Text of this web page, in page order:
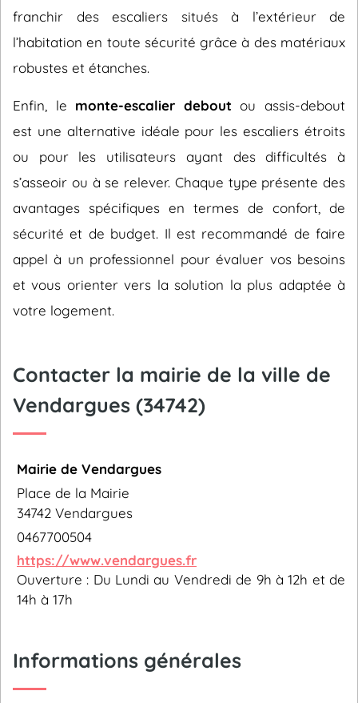
franchir des escaliers situés à l’extérieur de
l’habitation en toute sécurité grâce à des matériaux
robustes et étanches.
Enfin, le monte-escalier debout ou assis-debout
est une alternative idéale pour les escaliers étroits
ou pour les utilisateurs ayant des difficultés à
s’asseoir ou à se relever. Chaque type présente des
avantages spécifiques en termes de confort, de
sécurité et de budget. Il est recommandé de faire
appel à un professionnel pour évaluer vos besoins
et vous orienter vers la solution la plus adaptée à
votre logement.
Contacter la mairie de la ville de
Vendargues (34742)
Mairie de Vendargues
Place de la Mairie
34742 Vendargues
0467700504
https://www.vendargues.fr
Ouverture : Du Lundi au Vendredi de 9h à 12h et de
14h à 17h
Informations générales